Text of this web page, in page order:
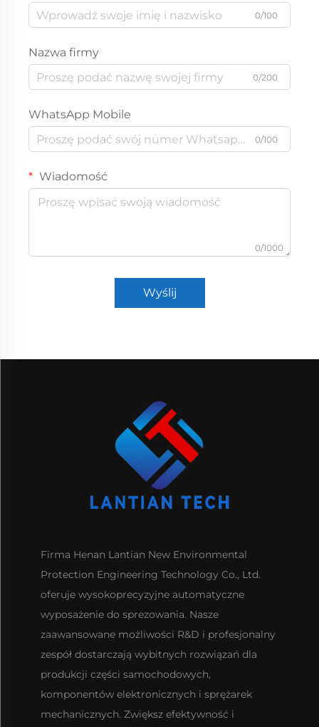
0/100
Nazwa firmy
0/200
WhatsApp Mobile
0/100
Wiadomość
0/1000
Wyślij
Firma Henan Lantian New Environmental
Protection Engineering Technology Co., Ltd.
oferuje wysokoprecyzyjne automatyczne
wyposażenie do sprezowania. Nasze
zaawansowane możliwości R&D i profesjonalny
zespół dostarczają wybitnych rozwiązań dla
produkcji części samochodowych,
komponentów elektronicznych i sprężarek
mechanicznych. Zwiększ efektywność i